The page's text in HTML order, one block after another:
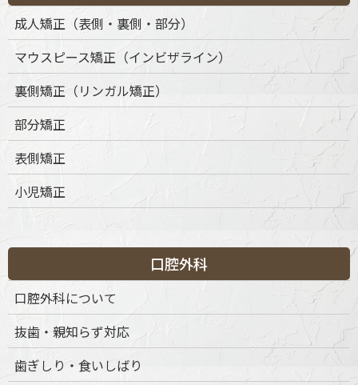
基本メニュー
トップページ
成人矯正（表側・裏側・部分）
マウスピース矯正（インビザライン）
裏側矯正（リンガル矯正）
部分矯正
表側矯正
小児矯正
口腔外科
口腔外科について
抜歯・親知らず対応
歯ぎしり・食いしばり